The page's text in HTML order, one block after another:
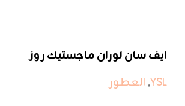
ايف سان لوران ماجستيك روز
YSL
, العطور